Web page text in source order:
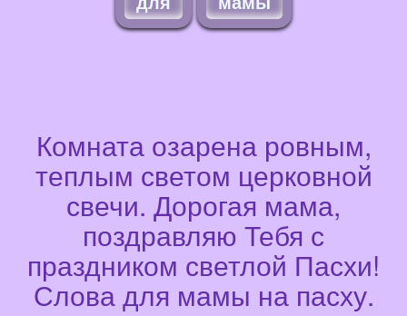
Комната озарена ровным,
теплым светом церковной
свечи. Дорогая мама,
поздравляю Тебя с
праздником светлой Пасхи!
Слова для мамы на пасху.